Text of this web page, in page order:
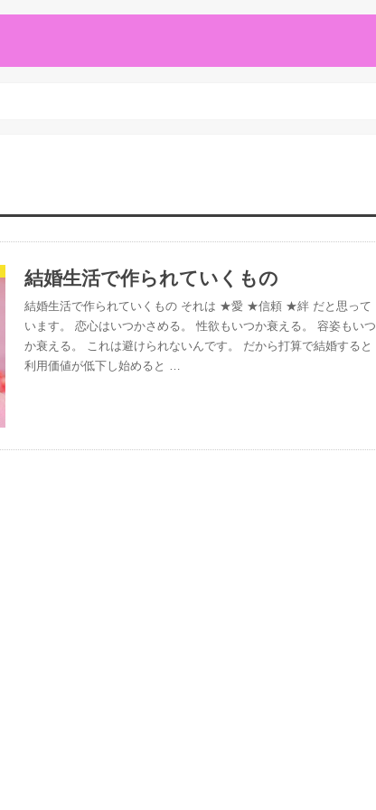
結婚生活で作られていくもの
結婚生活で作られていくもの それは ★愛 ★信頼 ★絆 だと思って
います。 恋心はいつかさめる。 性欲もいつか衰える。 容姿もいつ
か衰える。 これは避けられないんです。 だから打算で結婚すると
利用価値が低下し始めると …